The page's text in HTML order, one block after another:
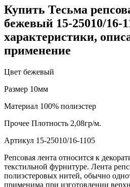
Купить Тесьма
бежевый 15-25010/16-
характеристики,
применение
Цвет бежевый
Размер 10мм
Материал 100% полиэстер
Прочее Плотность 2,08гр/м.
Артикул 15-25010/16-1105
Репсовая лента относится к
текстильной фурнитуре. Лента
полиэстеровых нитей, обычно
применима при изготовлении